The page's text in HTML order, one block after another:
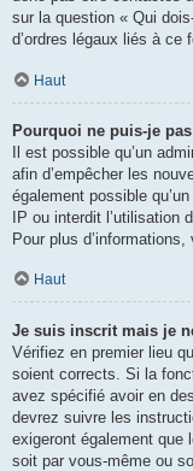
sur la question « Qui
d’ordres légaux liés à ce
Haut
Pourquoi ne puis-je
Il est possible qu’un
afin d’empêcher les
également possible
IP ou interdit l’utilisation
Pour plus
Haut
Je suis inscrit mais je
Vérifiez en premier lieu
soient corrects. Si la
avez spécifié avoir en
devrez suivre les
exigeront également que
soit par vous-même ou